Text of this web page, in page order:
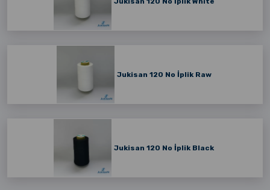
Jukisan 120 No İplik Raw
Jukisan 120 No İplik Black